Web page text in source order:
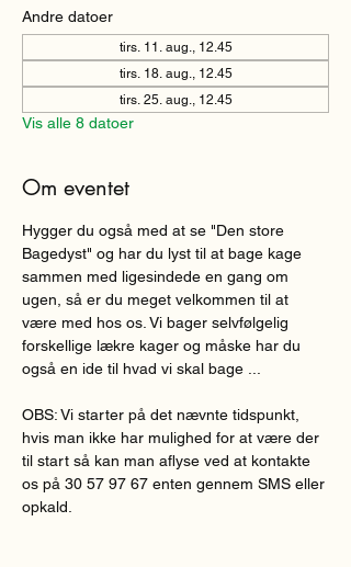
Andre datoer
tirs. 11. aug., 12.45
tirs. 18. aug., 12.45
tirs. 25. aug., 12.45
Vis alle 8 datoer
Om eventet
Hygger du også med at se "Den store
Bagedyst" og har du lyst til at bage kage
sammen med ligesindede en gang om
ugen, så er du meget velkommen til at
være med hos os. Vi bager selvfølgelig
forskellige lækre kager og måske har du
også en ide til hvad vi skal bage ...
OBS: Vi starter på det nævnte tidspunkt,
hvis man ikke har mulighed for at være der
til start så kan man aflyse ved at kontakte
os på 30 57 97 67 enten gennem SMS eller
opkald.